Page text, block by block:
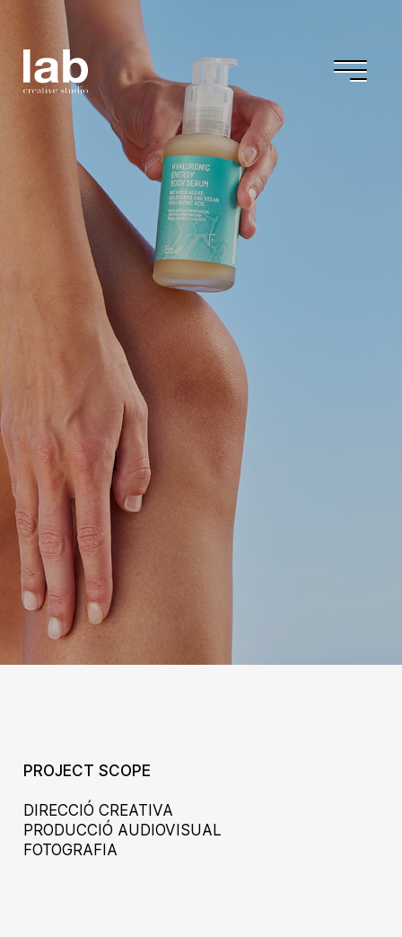
Freshly Cosmetics
Freshly days
PROJECT SCOPE
DIRECCIÓ CREATIVA
PRODUCCIÓ AUDIOVISUAL
FOTOGRAFIA